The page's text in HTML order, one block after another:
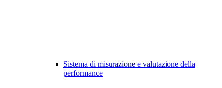
Sistema di misurazione e valutazione della
performance